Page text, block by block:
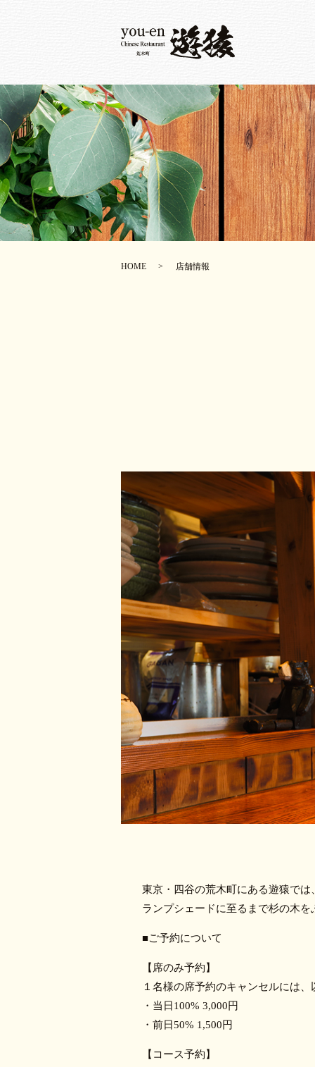
HOME 店舗情報
東京・四谷の荒木町にある遊猿で
ランプシェードに至るまで杉の木
■ご予約について
【席のみ予約】
１名様の席予約のキャンセルには
・当日100% 3,000円
・前日50% 1,500円
【コース予約】